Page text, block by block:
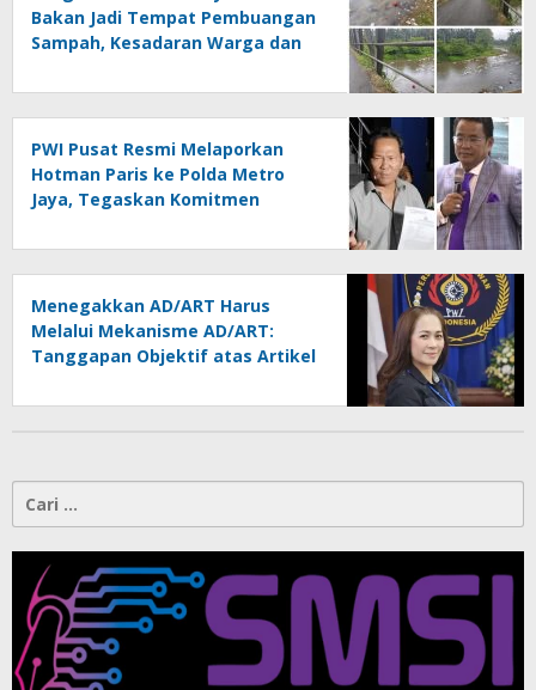
Bakan Jadi Tempat Pembuangan
Sampah, Kesadaran Warga dan
Dipertanyakan
PWI Pusat Resmi Melaporkan
Hotman Paris ke Polda Metro
Jaya, Tegaskan Komitmen
Menegakkan AD/ART Harus
Melalui Mekanisme AD/ART:
Tanggapan Objektif atas Artikel
Konspirasi Melanggar Aturan”
untuk: